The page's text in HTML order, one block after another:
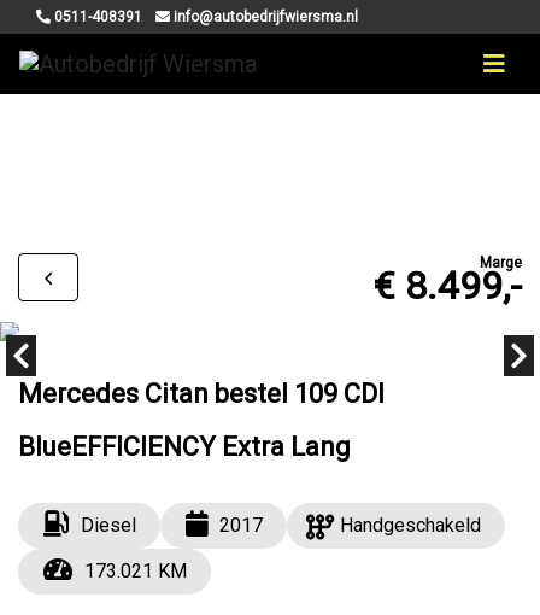
0511-408391 info@autobedrijfwiersma.nl
Marge
€ 8.499,-
Mercedes Citan bestel 109 CDI
BlueEFFICIENCY Extra Lang
Diesel 2017
Handgeschakeld
173.021 KM